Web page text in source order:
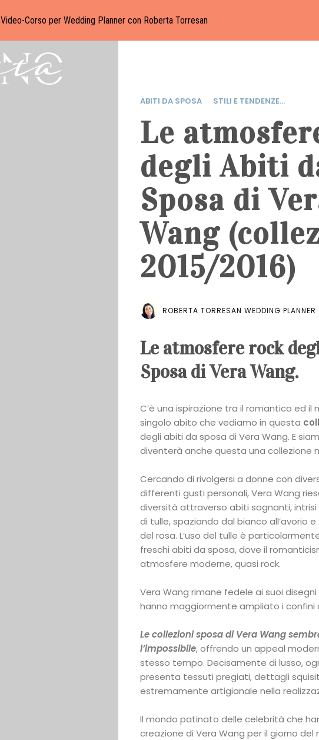
ABITI DA SPOSA STILI E TENDENZE...
Le
degli Abiti
Sposa di
Wang
2015/2016)
ROBERTA TORRESAN WEDDING PLANNER
Le atmosfere rock
Sposa di Vera Wang.
C’è una ispirazione tra il romantico ed il
singolo abito che vediamo in questa
degli abiti da sposa di Vera Wang. E
diventerà anche questa una collezione
Cercando di rivolgersi a donne con
differenti gusti personali, Vera Wang
diversità attraverso abiti sognanti,
di tulle, spaziando dal bianco all’avorio
del rosa. L’uso del tulle è
freschi abiti da sposa, dove il
atmosfere moderne, quasi rock.
Vera Wang rimane fedele ai suoi disegni
hanno maggiormente ampliato i confini
Le collezioni sposa di Vera Wang
l’impossibile, offrendo un appeal
stesso tempo. Decisamente di lusso,
presenta tessuti pregiati, dettagli
estremamente artigianale nella
Il mondo patinato delle celebrità che
creazione di Vera Wang per il giorno
Video-Corso per Wedding Planner con Roberta Torresan